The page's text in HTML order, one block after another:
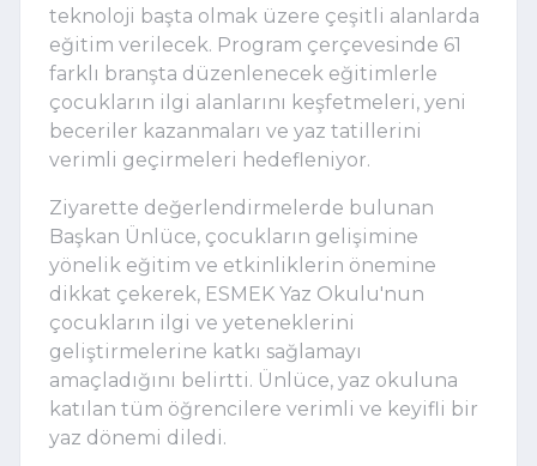
teknoloji başta olmak üzere çeşitli alanlarda
eğitim verilecek. Program çerçevesinde 61
farklı branşta düzenlenecek eğitimlerle
çocukların ilgi alanlarını keşfetmeleri, yeni
beceriler kazanmaları ve yaz tatillerini
verimli geçirmeleri hedefleniyor.
Ziyarette değerlendirmelerde bulunan
Başkan Ünlüce, çocukların gelişimine
yönelik eğitim ve etkinliklerin önemine
dikkat çekerek, ESMEK Yaz Okulu'nun
çocukların ilgi ve yeteneklerini
geliştirmelerine katkı sağlamayı
amaçladığını belirtti. Ünlüce, yaz okuluna
katılan tüm öğrencilere verimli ve keyifli bir
yaz dönemi diledi.